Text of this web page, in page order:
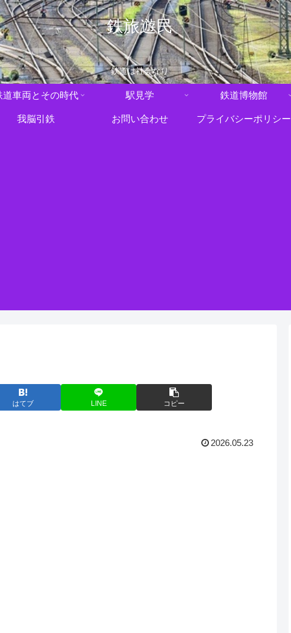
鉄旅遊民
鉄道は社会なり
道車両とその時代 駅見学 鉄道博物館
我脳引鉄 お問い合わせ プライバシーポリシー
はてブ LINE コピー
2026.05.23